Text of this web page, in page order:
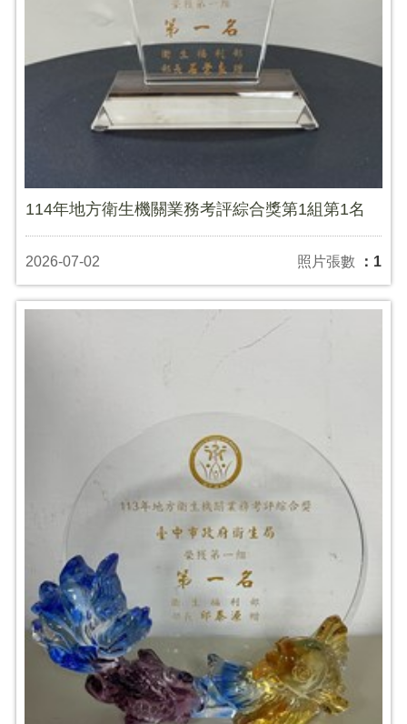
114年地方衛生機關業務考評綜合獎第1組第1名
2026-07-02 照片張數 ：1